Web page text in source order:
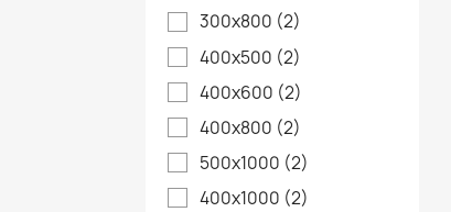
300x800 (2)
400x500 (2)
400x600 (2)
400x800 (2)
500x1000 (2)
400x1000 (2)